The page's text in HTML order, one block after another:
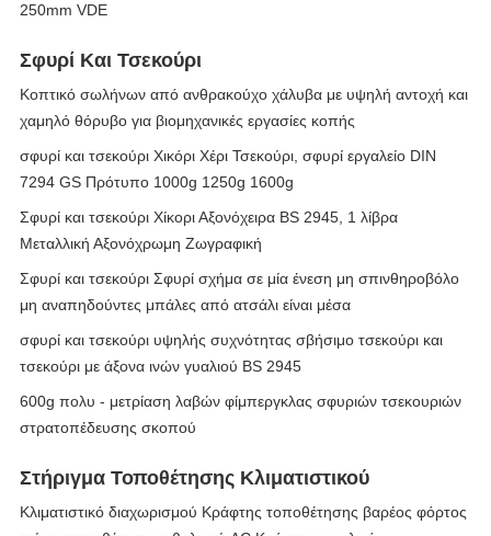
250mm VDE
Σφυρί Και Τσεκούρι
Κοπτικό σωλήνων από ανθρακούχο χάλυβα με υψηλή αντοχή και
χαμηλό θόρυβο για βιομηχανικές εργασίες κοπής
σφυρί και τσεκούρι Χικόρι Χέρι Τσεκούρι, σφυρί εργαλείο DIN
7294 GS Πρότυπο 1000g 1250g 1600g
Σφυρί και τσεκούρι Χίκορι Αξονόχειρα BS 2945, 1 λίβρα
Μεταλλική Αξονόχρωμη Ζωγραφική
Σφυρί και τσεκούρι Σφυρί σχήμα σε μία ένεση μη σπινθηροβόλο
μη αναπηδούντες μπάλες από ατσάλι είναι μέσα
σφυρί και τσεκούρι υψηλής συχνότητας σβήσιμο τσεκούρι και
τσεκούρι με άξονα ινών γυαλιού BS 2945
600g πολυ - μετρίαση λαβών φίμπεργκλας σφυριών τσεκουριών
στρατοπέδευσης σκοπού
Στήριγμα Τοποθέτησης Κλιματιστικού
Κλιματιστικό διαχωρισμού Κράφτης τοποθέτησης βαρέος φόρτος